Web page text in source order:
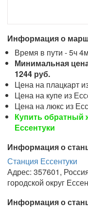
Информация о
Время в пути - 5ч
Минимальная
1244 руб.
Цена на плацкарт
Цена на купе из
Цена на люкс из
Купить обратный
Ессентуки
Информация о
Станция Ессентуки
Адрес: 357601,
городской округ
Информация о